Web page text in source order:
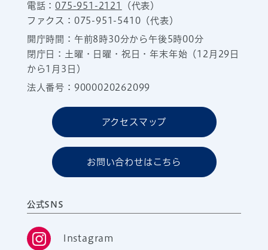
電話：075-951-2121
（代表）
ファクス：075-951-5410（代表）
開庁時間：午前8時30分から午後5時00分
閉庁日：土曜・日曜・祝日・年末年始（12月29日
から1月3日）
法人番号：9000020262099
アクセスマップ
お問い合わせはこちら
公式SNS
Instagram